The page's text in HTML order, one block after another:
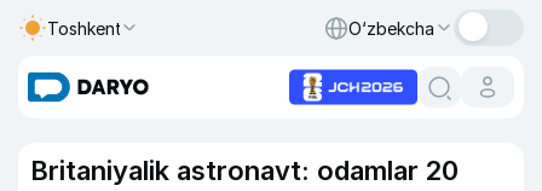
Toshkent O‘zbekcha
Britaniyalik astronavt: odamlar 20